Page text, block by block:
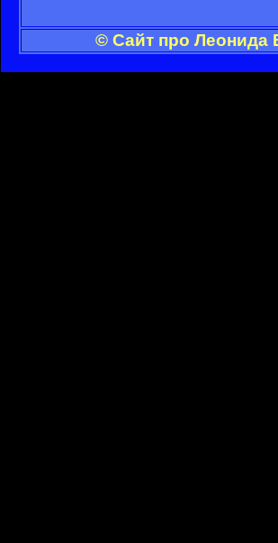
© Сайт про Леонида